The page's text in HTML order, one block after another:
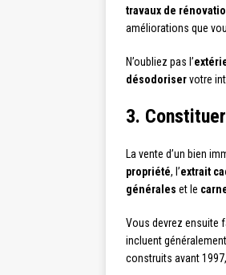
travaux de
améliorations que
N’oubliez pas l’
désodoriservotre
3.
La vente d’un bien
propriété, l’extrait
générales et le
Vous devrez ensuite
incluent
construits avant